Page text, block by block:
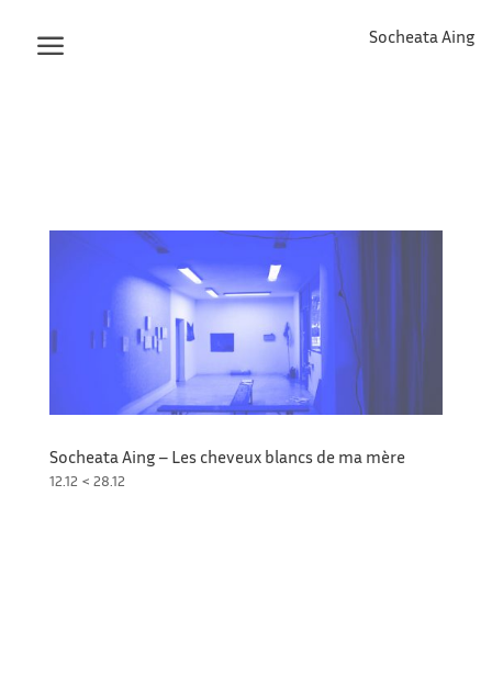
Socheata Aing
Socheata Aing – Les cheveux blancs de ma mère
12.12 < 28.12